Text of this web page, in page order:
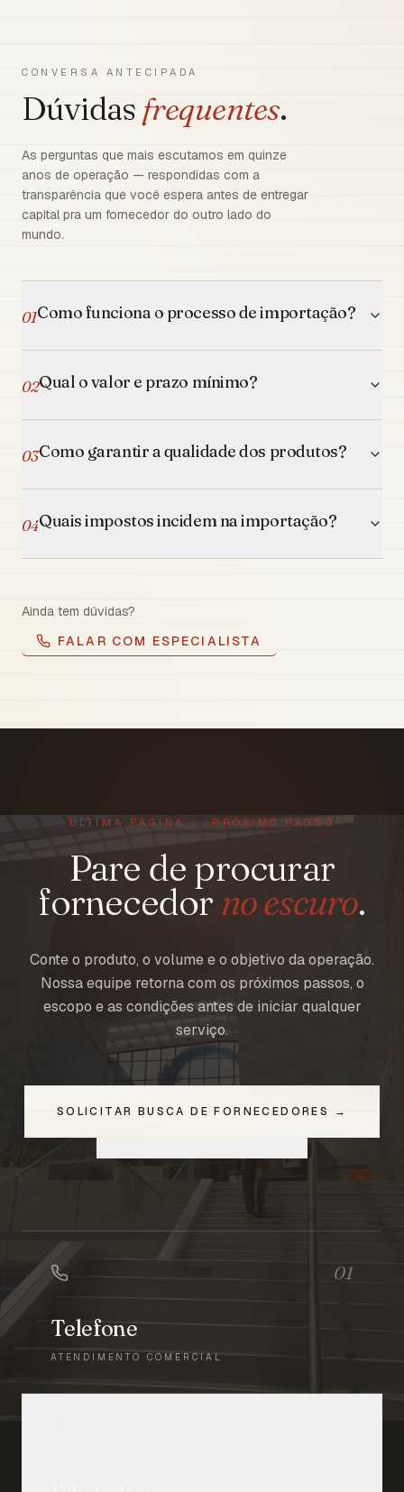
CONVERSA ANTECIPADA
Dúvidas frequentes.
As perguntas que mais escutamos em quinze
anos de operação — respondidas com a
transparência que você espera antes de entregar
capital pra um fornecedor do outro lado do
mundo.
01Como funciona o processo de importação?
02Qual o valor e prazo mínimo?
03Como garantir a qualidade dos produtos?
04Quais impostos incidem na importação?
Ainda tem dúvidas?
FALAR COM ESPECIALISTA
ÚLTIMA PÁGINA · PRÓXIMO PASSO
Pare de procurar
fornecedor no escuro.
Conte o produto, o volume e o objetivo da operação.
Nossa equipe retorna com os próximos passos, o
escopo e as condições antes de iniciar qualquer
serviço.
SOLICITAR BUSCA DE FORNECEDORES →
01
Telefone
ATENDIMENTO COMERCIAL